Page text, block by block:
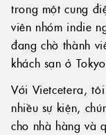
trong một cung
viên nhóm indie
đang chờ thành
khách sạn ở
Với Vietcetera,
nhiều sự kiện,
cho nhà hàng và